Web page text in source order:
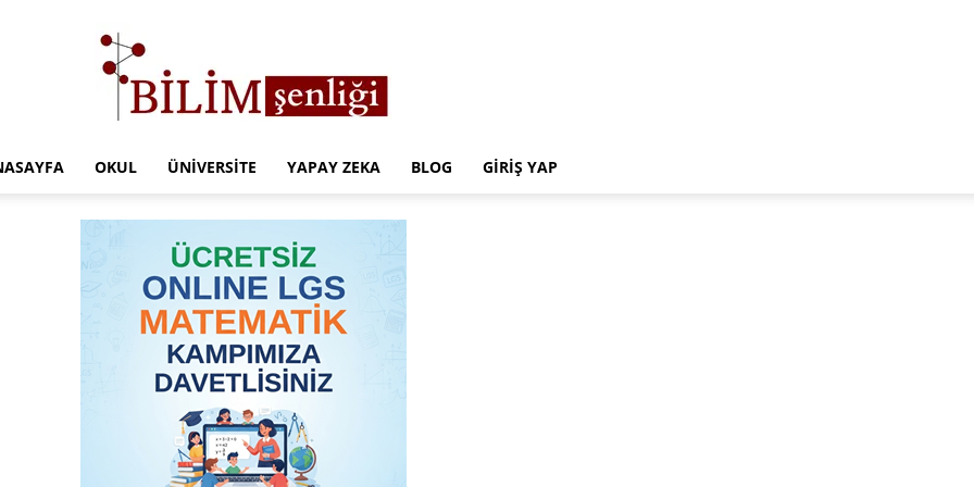
Eğitim
Kampüsü
OKUL ÜNIVERSITE YAPAY ZEKA BLOG GIRIŞ YAP